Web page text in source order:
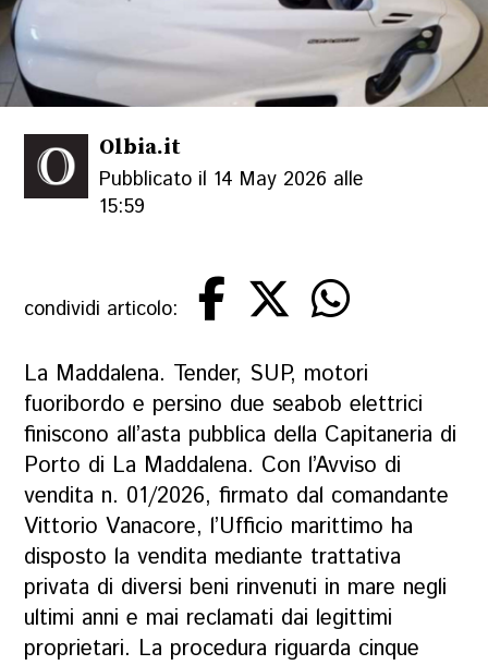
Olbia.it
Pubblicato il 14 May 2026 alle
15:59
condividi articolo:
La Maddalena. Tender, SUP, motori
fuoribordo e persino due seabob elettrici
finiscono all’asta pubblica della Capitaneria di
Porto di La Maddalena. Con l’Avviso di
vendita n. 01/2026, firmato dal comandante
Vittorio Vanacore, l’Ufficio marittimo ha
disposto la vendita mediante trattativa
privata di diversi beni rinvenuti in mare negli
ultimi anni e mai reclamati dai legittimi
proprietari. La procedura riguarda cinque